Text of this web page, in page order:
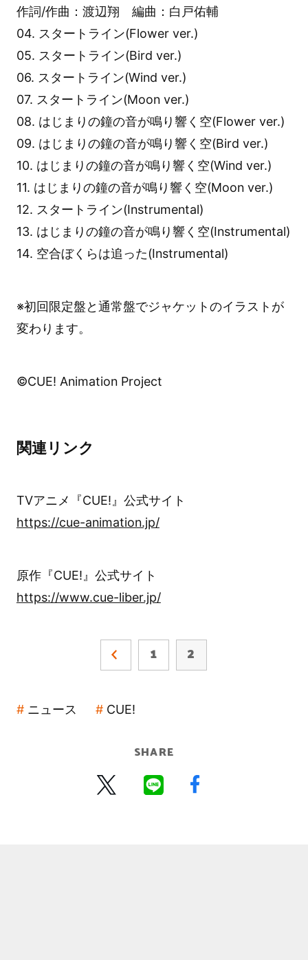
作詞/作曲：渡辺翔 編曲：白戸佑輔
04. スタートライン(Flower ver.)
05. スタートライン(Bird ver.)
06. スタートライン(Wind ver.)
07. スタートライン(Moon ver.)
08. はじまりの鐘の音が鳴り響く空(Flower ver.)
09. はじまりの鐘の音が鳴り響く空(Bird ver.)
10. はじまりの鐘の音が鳴り響く空(Wind ver.)
11. はじまりの鐘の音が鳴り響く空(Moon ver.)
12. スタートライン(Instrumental)
13. はじまりの鐘の音が鳴り響く空(Instrumental)
14. 空合ぼくらは追った(Instrumental)
※初回限定盤と通常盤でジャケットのイラストが
変わります。
©CUE! Animation Project
関連リンク
TVアニメ『CUE!』公式サイト
https://cue-animation.jp/
原作『CUE!』公式サイト
https://www.cue-liber.jp/
1 2
ニュース CUE!
SHARE